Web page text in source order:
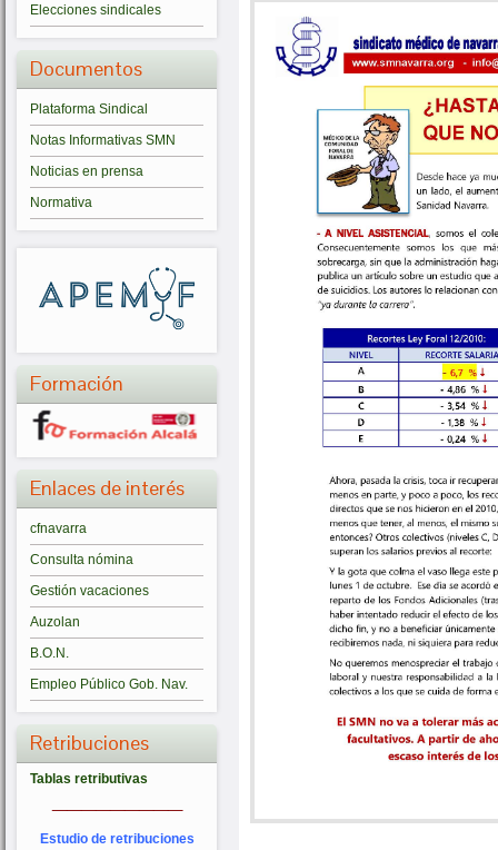
Elecciones sindicales
Documentos
Plataforma Sindical
Notas Informativas SMN
Noticias en prensa
Normativa
Formación
Enlaces de interés
cfnavarra
Consulta nómina
Gestión vacaciones
Auzolan
B.O.N.
Empleo Público Gob. Nav.
Retribuciones
Tablas retributivas
Estudio de retribuciones